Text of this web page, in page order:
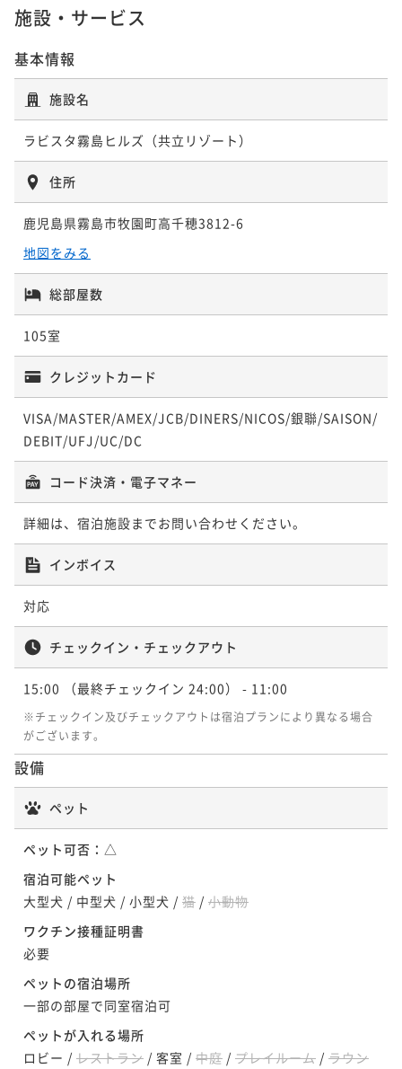
ポイントアップ
★全室天然温泉露天風呂付★ラビスタ霧島ヒルズスタ
ンダードプラン★【基本1泊2食付】
二食付き 現地決済可 事前決済可
IN 15:00 - 20:00 OUT11:00
ポイント即利用で最大12％OFF
2名 ¥ 52,184 ~
ポイントアップ
【早期割30】早期予約で最大5500円引き★鹿児島空港
二食付き
¥ 52,390 ~
施設・サービス
基本情報
施設名
ラビスタ霧島ヒルズ（共立リゾート）
住所
鹿児島県霧島市牧園町高千穂3812-6
地図をみる
総部屋数
105室
クレジットカード
VISA/MASTER/AMEX/JCB/DINERS/NICOS/銀聯/SAISON/
DEBIT/UFJ/UC/DC
コード決済・電子マネー
詳細は、宿泊施設までお問い合わせください。
インボイス
対応
チェックイン・チェックアウト
15:00 （最終チェックイン 24:00） - 11:00
※チェックイン及びチェックアウトは宿泊プランにより異なる場合
がございます。
設備
ペット
ペット可否： △
宿泊可能ペット
大型犬 / 中型犬 / 小型犬 / 猫 / 小動物
ワクチン接種証明書
必要
ペットの宿泊場所
一部の部屋で同室宿泊可
ペットが入れる場所
ロビー / レストラン / 客室 / 中庭 / プレイルーム / ラウン